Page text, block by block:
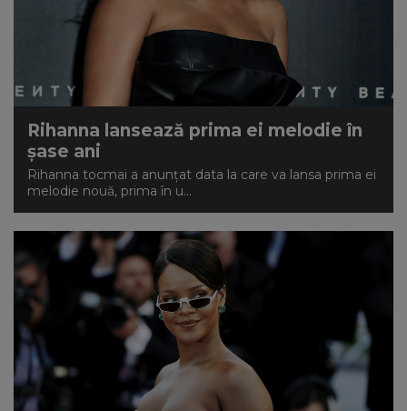
Rihanna lansează prima ei melodie în
șase ani
Rihanna tocmai a anunțat data la care va lansa prima ei
melodie nouă, prima în u...